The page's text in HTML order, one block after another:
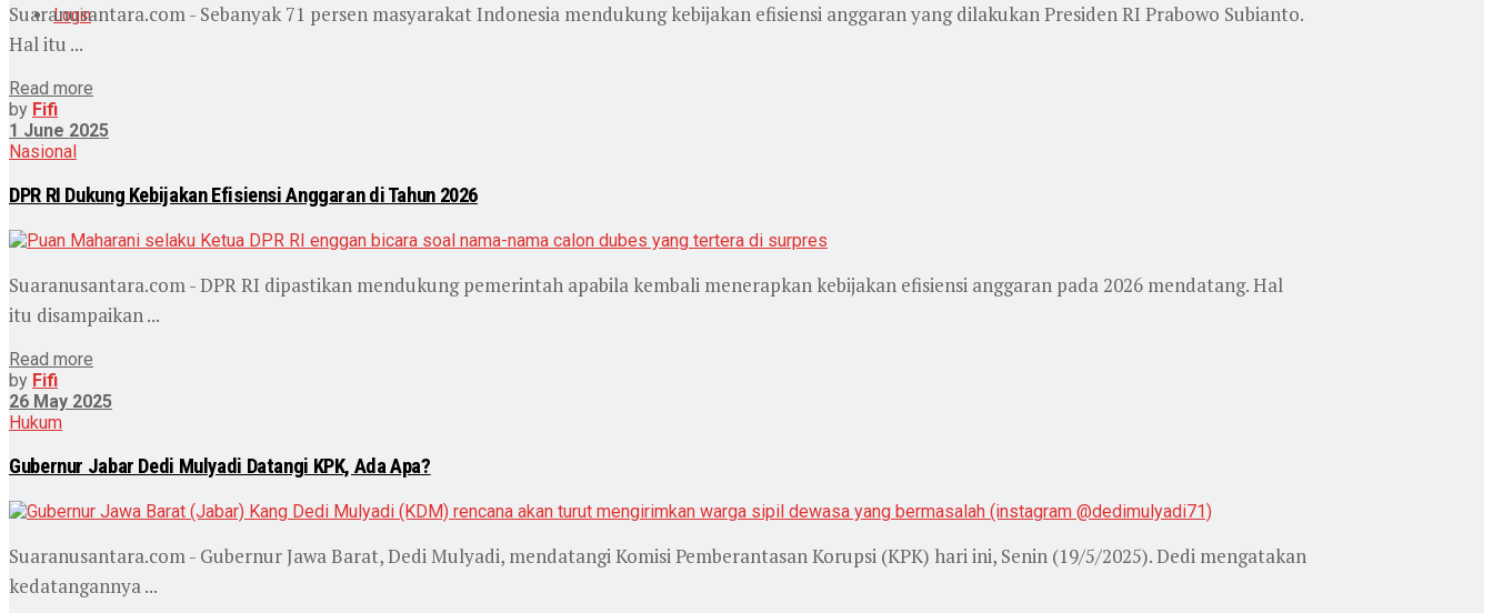
Login
Suaranusantara.com - Sebanyak 71 persen masyarakat Indonesia mendukung kebijakan efisiensi anggaran yang dilakukan Presiden RI Prabowo Subianto.
Hal itu ...
Read more
by Fifi
1 June 2025
Nasional
DPR RI Dukung Kebijakan Efisiensi Anggaran di Tahun 2026
Suaranusantara.com - DPR RI dipastikan mendukung pemerintah apabila kembali menerapkan kebijakan efisiensi anggaran pada 2026 mendatang. Hal
itu disampaikan ...
Read more
by Fifi
26 May 2025
Hukum
Gubernur Jabar Dedi Mulyadi Datangi KPK, Ada Apa?
Suaranusantara.com - Gubernur Jawa Barat, Dedi Mulyadi, mendatangi Komisi Pemberantasan Korupsi (KPK) hari ini, Senin (19/5/2025). Dedi mengatakan
kedatangannya ...